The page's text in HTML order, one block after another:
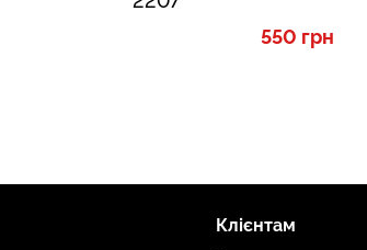
550 грн
Клієнтам